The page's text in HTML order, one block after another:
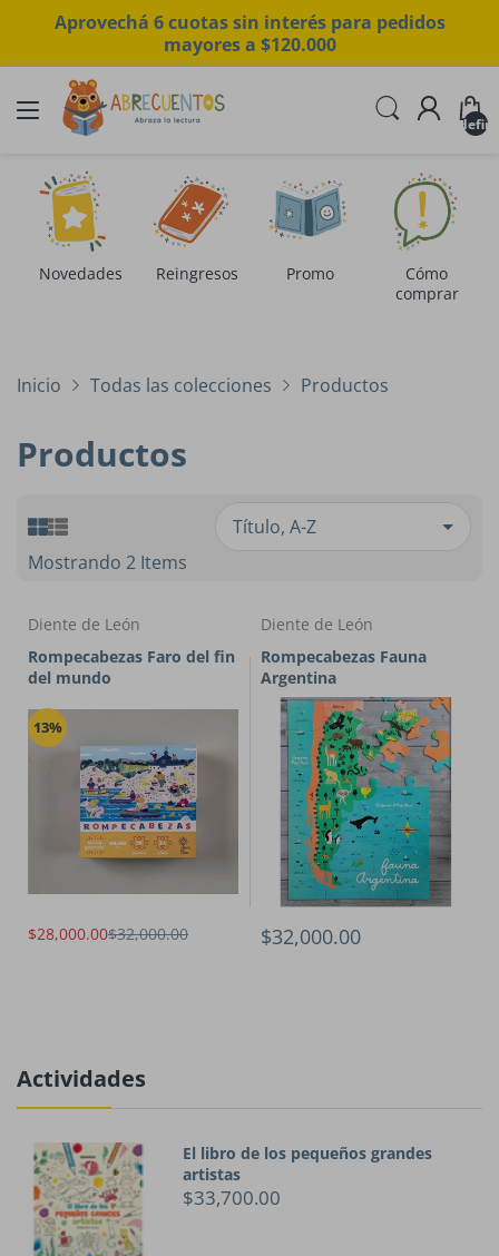
Aprovechá 6 cuotas sin interés para pedidos
mayores a $120.000
Novedades Reingresos Promo
Cómo
comprar
Inicio Todas las colecciones Productos
Productos
Mostrando 2 Items
Diente de León
Rompecabezas Faro del fin
del mundo
13%
$28,000.00$32,000.00
Diente de León
Rompecabezas Fauna
Argentina
$32,000.00
Actividades
El libro de los pequeños grandes
artistas
$33,700.00